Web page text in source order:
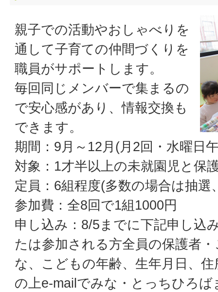
親子での活動やおしゃべりを
通して子育ての仲間づくりを
職員がサポートします。
毎回同じメンバーで集まるの
で安心感があり、情報交換も
できます。
期間：9月～12月(月2回・水曜日
対象：1才半以上の未就園児と保
定員：6組程度(多数の場合は抽選
参加費：全8回で1組1000円
申し込み：8/5までに下記申し込
たは参加される方全員の保護者
な、こどもの年齢、生年月日、
の上e-mailでみな・とっちひろば